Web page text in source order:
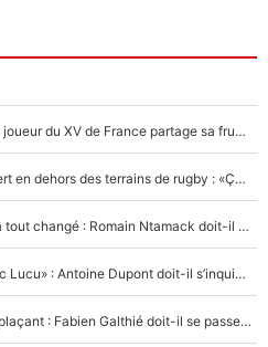
Mis de côté par Fabien Galthié, un joueur du XV de France partage sa frustration : «ils ne me l’ont pas dit tout de suite»
La raison d'être de Matthieu Jalibert en dehors des terrains de rugby : «Ça m'atteint autant que si tu touches à un membre de ma famille»
XV de France - Matthieu Jalibert a tout changé : Romain Ntamack doit-il s’inquiéter pour sa place à un an de la Coupe du monde ?
«Le XV de France est meilleur avec Lucu» : Antoine Dupont doit-il s’inquiéter pour sa place ?
Le XV de France a trouvé son remplaçant : Fabien Galthié doit-il se passer d'Antoine Dupont ?